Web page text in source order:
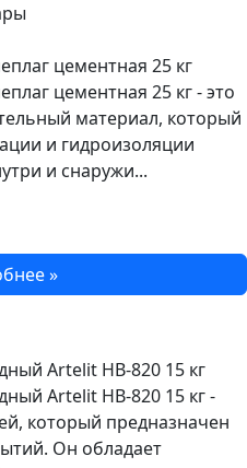
цементная 25 кг
цементная 25 кг - это
материал, который
и гидроизоляции
и снаружи...
»
Artelit НВ-820 15 кг
Artelit НВ-820 15 кг -
который предназначен
Он обладает